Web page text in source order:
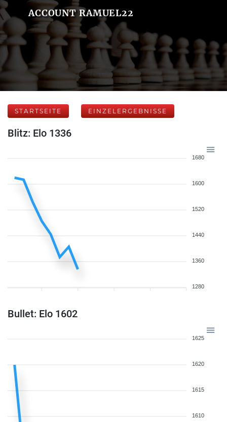
ACCOUNT RAMUEL22
STARTSEITE EINZELERGEBNISSE
Blitz: Elo 1336
1680
1600
1520
1440
1360
1280
Bullet: Elo 1602
1625
1620
1615
1610